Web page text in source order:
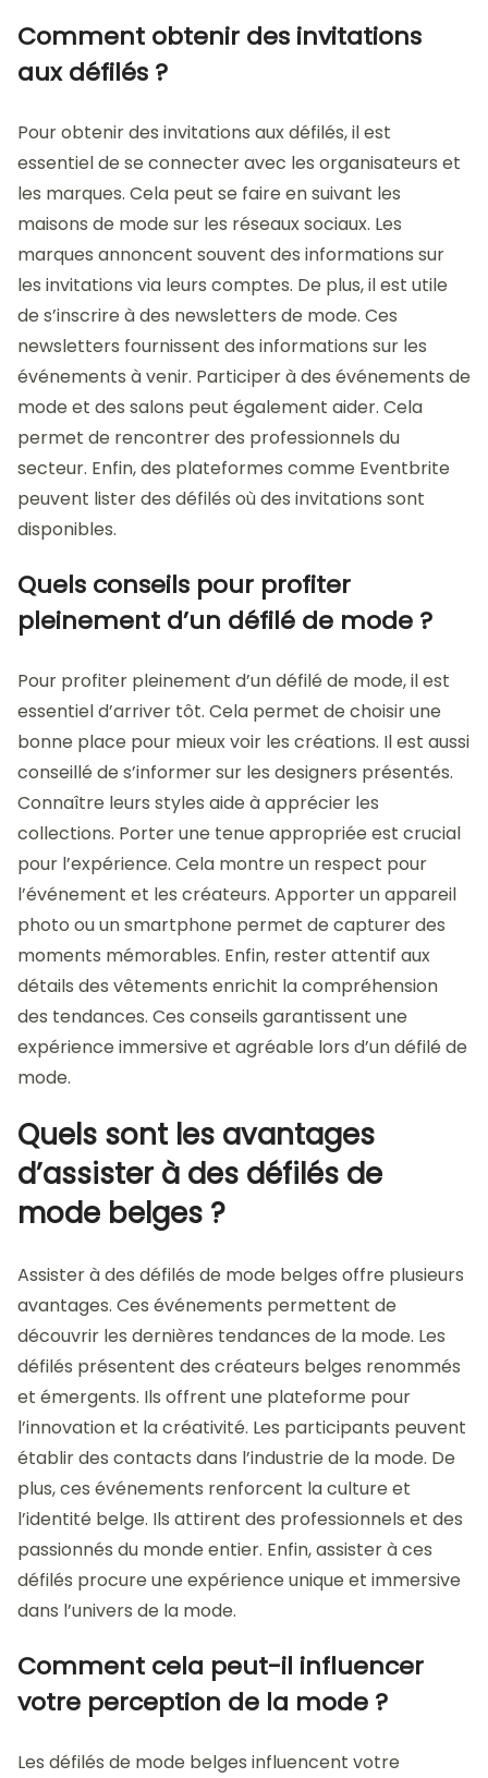
Comment obtenir des invitations
aux défilés ?
Pour obtenir des invitations aux défilés, il est
essentiel de se connecter avec les organisateurs et
les marques. Cela peut se faire en suivant les
maisons de mode sur les réseaux sociaux. Les
marques annoncent souvent des informations sur
les invitations via leurs comptes. De plus, il est utile
de s’inscrire à des newsletters de mode. Ces
newsletters fournissent des informations sur les
événements à venir. Participer à des événements de
mode et des salons peut également aider. Cela
permet de rencontrer des professionnels du
secteur. Enfin, des plateformes comme Eventbrite
peuvent lister des défilés où des invitations sont
disponibles.
Quels conseils pour profiter
pleinement d’un défilé de mode ?
Pour profiter pleinement d’un défilé de mode, il est
essentiel d’arriver tôt. Cela permet de choisir une
bonne place pour mieux voir les créations. Il est aussi
conseillé de s’informer sur les designers présentés.
Connaître leurs styles aide à apprécier les
collections. Porter une tenue appropriée est crucial
pour l’expérience. Cela montre un respect pour
l’événement et les créateurs. Apporter un appareil
photo ou un smartphone permet de capturer des
moments mémorables. Enfin, rester attentif aux
détails des vêtements enrichit la compréhension
des tendances. Ces conseils garantissent une
expérience immersive et agréable lors d’un défilé de
mode.
Quels sont les avantages
d’assister à des défilés de
mode belges ?
Assister à des défilés de mode belges offre plusieurs
avantages. Ces événements permettent de
découvrir les dernières tendances de la mode. Les
défilés présentent des créateurs belges renommés
et émergents. Ils offrent une plateforme pour
l’innovation et la créativité. Les participants peuvent
établir des contacts dans l’industrie de la mode. De
plus, ces événements renforcent la culture et
l’identité belge. Ils attirent des professionnels et des
passionnés du monde entier. Enfin, assister à ces
défilés procure une expérience unique et immersive
dans l’univers de la mode.
Comment cela peut-il influencer
votre perception de la mode ?
Les défilés de mode belges influencent votre